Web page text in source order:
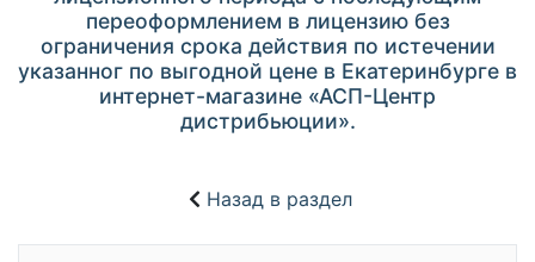
переоформлением в лицензию без
ограничения срока действия по истечении
указанног по выгодной цене в Екатеринбурге в
интернет-магазине «АСП-Центр
дистрибьюции».
Назад в раздел